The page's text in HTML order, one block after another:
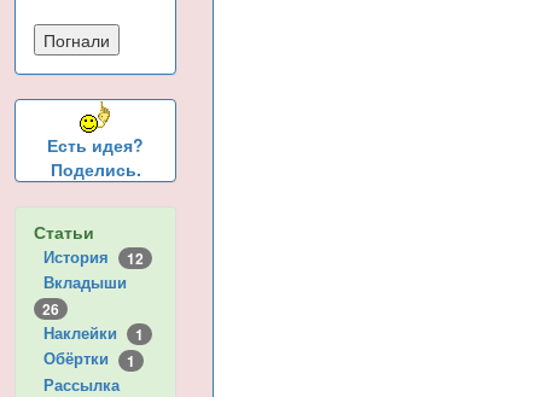
Есть идея?
Поделись.
Статьи
История 12
Вкладыши
26
Наклейки 1
Обёртки 1
Рассылка